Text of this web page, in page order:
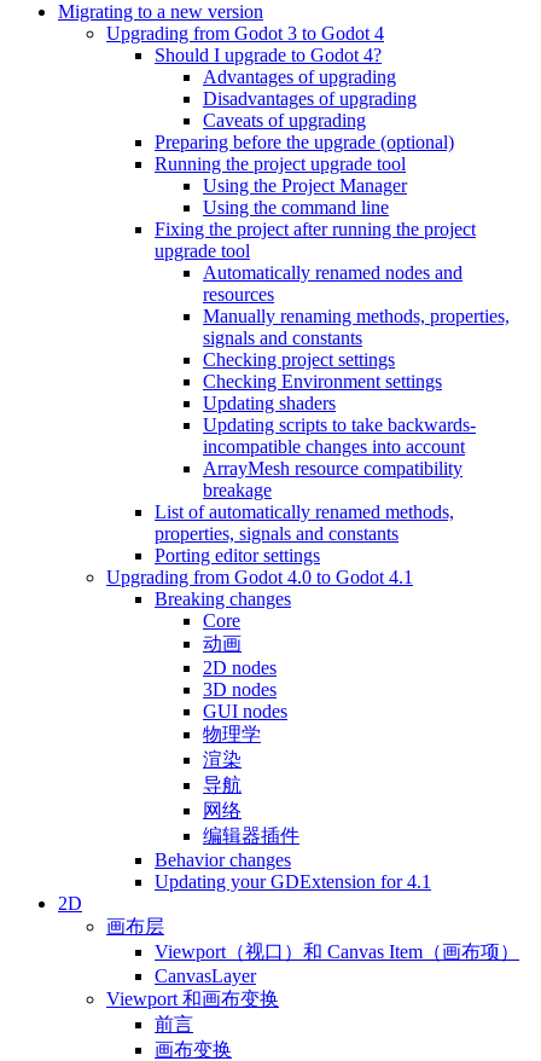
Migrating to a new version
Upgrading from Godot 3 to Godot 4
Should I upgrade to Godot 4?
Advantages of upgrading
Disadvantages of upgrading
Caveats of upgrading
Preparing before the upgrade (optional)
Running the project upgrade tool
Using the Project Manager
Using the command line
Fixing the project after running the project
upgrade tool
Automatically renamed nodes and
resources
Manually renaming methods, properties,
signals and constants
Checking project settings
Checking Environment settings
Updating shaders
Updating scripts to take backwards-
incompatible changes into account
ArrayMesh resource compatibility
breakage
List of automatically renamed methods,
properties, signals and constants
Porting editor settings
Upgrading from Godot 4.0 to Godot 4.1
Breaking changes
Core
动画
2D nodes
3D nodes
GUI nodes
物理学
渲染
导航
网络
编辑器插件
Behavior changes
Updating your GDExtension for 4.1
2D
画布层
Viewport（视口）和 Canvas Item（画布项）
CanvasLayer
Viewport 和画布变换
前言
画布变换